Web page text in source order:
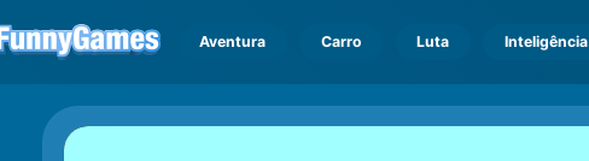
Aventura Carro Luta Inteligência